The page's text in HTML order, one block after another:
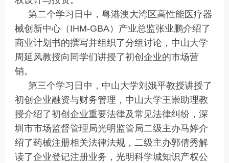
第二个学习日中，粤港澳大湾区高性能医疗器
械创新中心（IHM-GBA）产业总监张业鹏介绍了
商业计划书的撰写并组织了分组讨论，中山大学
周延风教授向同学们讲授了初创企业的市场营
销。
第三个学习日中，中山大学刘娥平教授讲授了
初创企业融资与财务管理，中山大学王崇助理教
授介绍了初创企业重要法律及常见法律纠纷，深
圳市市场监督管理局光明监管局二级主办马婷介
绍了药械注册相关法律法规，二级主办郭倩秀解
读了企业登记注册业务，光明科学城知识产权公